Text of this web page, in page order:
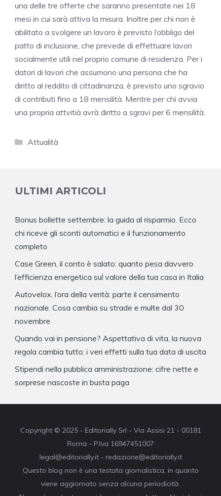
una delle tre offerte che saranno presentate nei 18
mesi in cui sarà attiva la misura. Inoltre per chi non è
abilitato a svolgere un lavoro è previsto l’obbligo del
patto di inclusione, che prevede di effettuare lavori
socialmente utili nel proprio comune di residenza. Per i
datori di lavori che assumono una persona che ha
diritto al reddito di cittadinanza, è previsto uno sgravio
di contributi fino a 18 mensilità. Mentre per chi avvia
una propria attvitià avrà diritto a sgravi per 6 mensilità.
Categorie
Attualità
ULTIMI ARTICOLI
Bonus bollette settembre: la guida al risparmio. Ecco
chi riceve gli sconti automatici e il funzionamento
completo
Case Green, il conto è salato: quanto pesa davvero
l’efficienza energetica sul valore della tua casa in Italia
Autovelox, l’ora della verità: parte il censimento
nazionale. Cosa cambia su strade e multe dal 30
novembre
Quando vai in pensione? Aspettativa di vita, la nuova
regola cambia tutto: i veri effetti sulla tua data di uscita
Stipendi nella pubblica amministrazione: cifre nette e
sorprese nascoste in busta paga
Copyright © 2025 - Editorially Srl - Via Assisi 21 - 00181
Roma - P.Iva 16947451007
legal@editorially.it - redazione@editorially.it
Questo blog non è una testata giornalistica, in quanto
viene aggiornato senza alcuna periodicità.